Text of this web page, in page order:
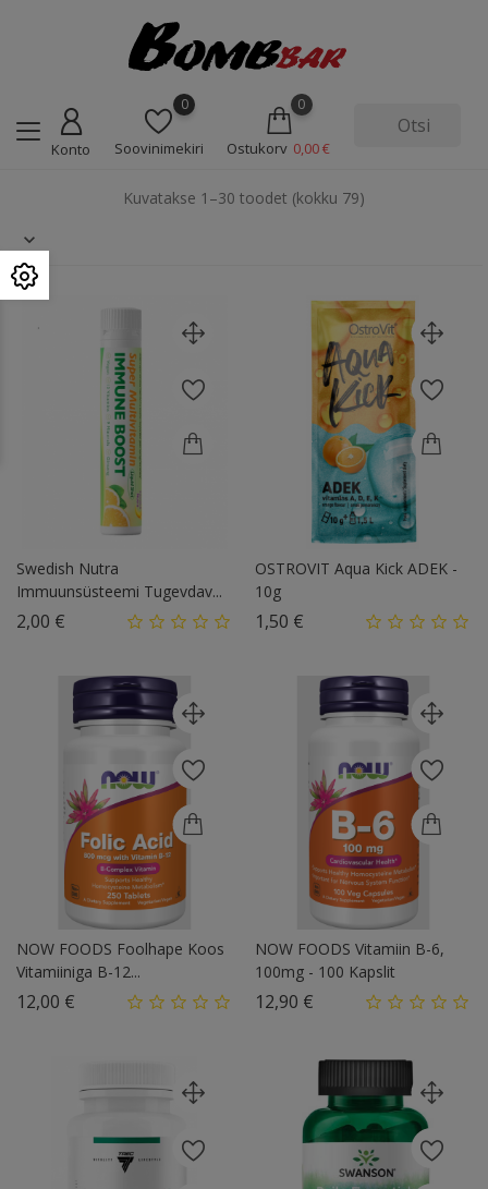
Konto
0
Soovinimekiri
0
Ostukorv 0,00 €
Kuvatakse 1–30 toodet (kokku 79)
Swedish Nutra
Immuunsüsteemi Tugevdav...
2,00 €
OSTROVIT Aqua Kick ADEK -
10g
1,50 €
NOW FOODS Foolhape Koos
Vitamiiniga B-12...
12,00 €
NOW FOODS Vitamiin B-6,
100mg - 100 Kapslit
12,90 €